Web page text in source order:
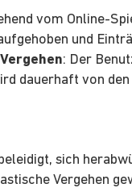
vom Online-
und
: Der
dauerhaft von
sich
Vergehen